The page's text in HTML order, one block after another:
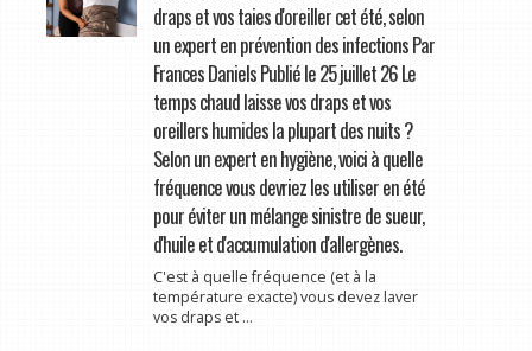
draps et vos taies d'oreiller cet été, selon
un expert en prévention des infections Par
Frances Daniels Publié le 25 juillet 26 Le
temps chaud laisse vos draps et vos
oreillers humides la plupart des nuits ?
Selon un expert en hygiène, voici à quelle
fréquence vous devriez les utiliser en été
pour éviter un mélange sinistre de sueur,
d'huile et d'accumulation d'allergènes.
C'est à quelle fréquence (et à la
température exacte) vous devez laver
vos draps et ...